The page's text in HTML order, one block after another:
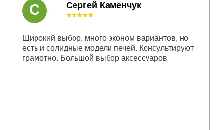
Сергей Каменчук
★★★★★
Широкий выбор, много эконом вариантов, но
есть и солидные модели печей. Консультируют
грамотно. Большой выбор аксессуаров
С